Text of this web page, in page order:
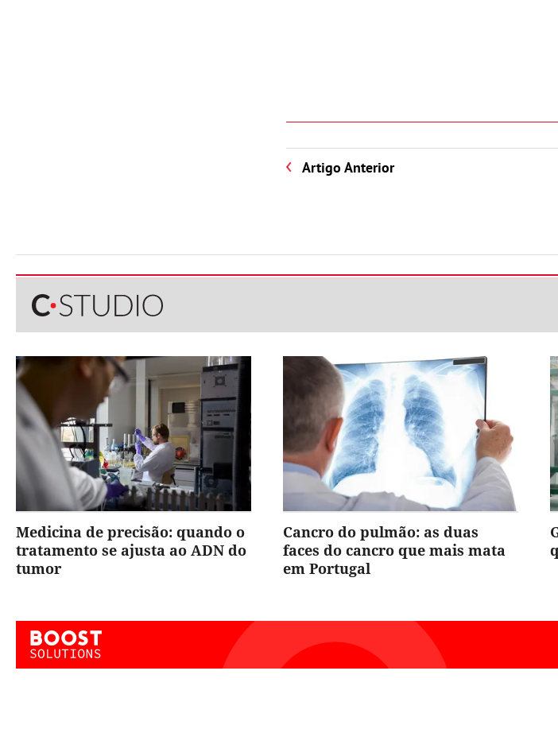
Artigo Anterior
Medicina de precisão: quando o
tratamento se ajusta ao ADN do
tumor
Cancro do pulmão: as duas
faces do cancro que mais mata
em Portugal